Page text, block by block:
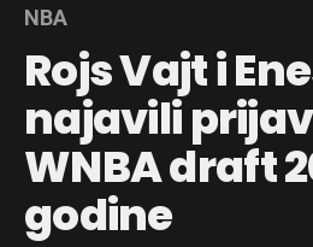
NBA
Rojs Vajt i
najavili
WNBA draft
godine